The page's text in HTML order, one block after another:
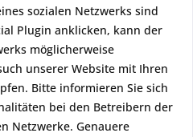
sozialen Netzwerks sind
Plugin anklicken, kann der
möglicherweise
unserer Website mit Ihren
Bitte informieren Sie sich
bei den Betreibern der
Netzwerke. Genauere